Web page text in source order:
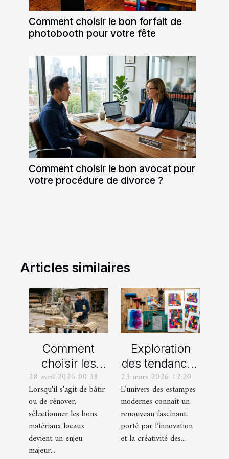
Comment choisir le bon forfait de
photobooth pour votre fête
Comment choisir le bon avocat pour
votre procédure de divorce ?
Articles similaires
Comment
choisir les
meilleurs
matériaux
locaux pour
votre maison ?
28 avril 2026 00:38
Lorsqu'il s'agit de bâtir
ou de rénover,
sélectionner les bons
matériaux locaux
devient un enjeu
majeur...
Exploration
des tendances
actuelles en
estampes
modernes
23 mars 2026 12:20
L’univers des estampes
modernes connaît un
renouveau fascinant,
porté par l’innovation
et la créativité des...